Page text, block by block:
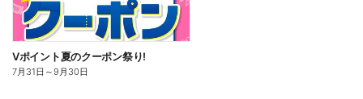
Vポイント夏のクーポン祭り!
7月31日 ～9月30日